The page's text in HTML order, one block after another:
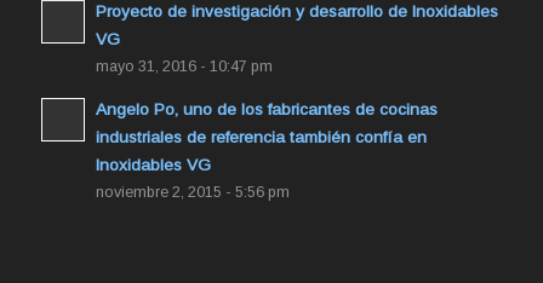
Proyecto de investigación y desarrollo de Inoxidables
VG
mayo 31, 2016 - 10:47 pm
Angelo Po, uno de los fabricantes de cocinas
industriales de referencia también confía en
Inoxidables VG
noviembre 2, 2015 - 5:56 pm